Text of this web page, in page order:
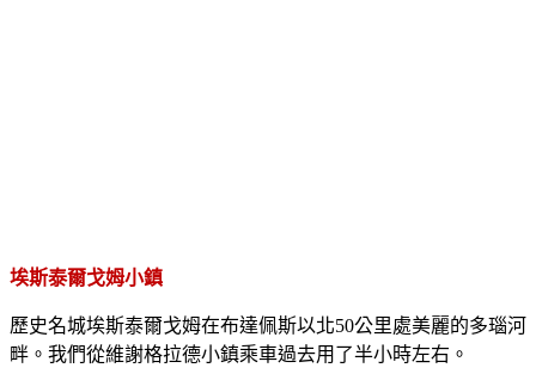
埃斯泰爾戈姆小鎮
歷史名城埃斯泰爾戈姆在布達佩斯以北50公里處美麗的多瑙河
畔。我們從維謝格拉德小鎮乘車過去用了半小時左右。